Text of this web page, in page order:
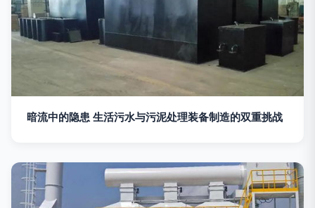
暗流中的隐患 生活污水与污泥处理装备制造的双重挑战